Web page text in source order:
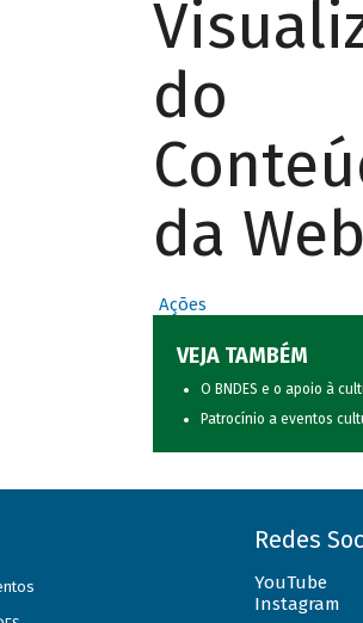
do
da Web
Ações
VEJA TAMBÉM
O BNDES e o apoio à
Patrocínio a eventos
Redes
YouTube
Instagram